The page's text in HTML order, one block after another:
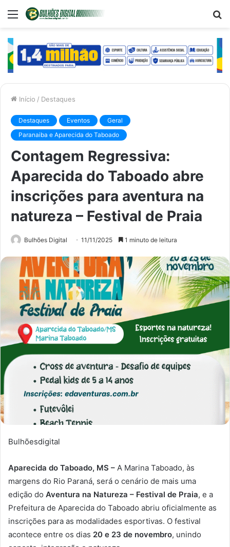
Menu
Início / Destaques
Destaques Eventos
Geral
Paranaiba e Aparecida do Taboado
Contagem Regressiva:
Aparecida do Taboado abre
inscrições para aventura na
natureza – Festival de Praia
Bulhões Digital 11/11/2025 1 minuto de leitura
Bulhõesdigital
Aparecida do Taboado, MS – A Marina Taboado, às
margens do Rio Paraná, será o cenário de mais uma
edição do Aventura na Natureza – Festival de Praia, e a
Prefeitura de Aparecida do Taboado abriu oficialmente as
inscrições para as modalidades esportivas. O festival
acontece entre os dias 20 e 23 de novembro, unindo